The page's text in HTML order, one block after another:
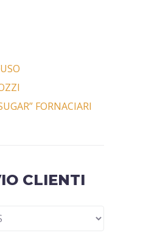
FORNACIARI
CLIENTI